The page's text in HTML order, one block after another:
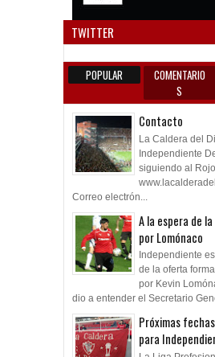
TWITTER
POPULAR
COMENTARIO
S
Contacto
La Caldera del
Independiente
siguiendo al
Correo electrón...
A la espera de
por Lomónaco
Independiente
de la oferta
por Kevin
dio a entender el Secretario
Próximas
para